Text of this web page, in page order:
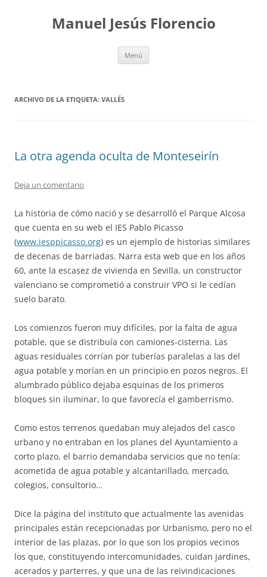
contenidoManuel Jesús Florencio
Menú
ARCHIVO DE LA ETIQUETA: VALLÉS
La otra agenda oculta de Monteseirín
Deja un comentario
La historia de cómo nació y se desarrolló el Parque Alcosa
que cuenta en su web el IES Pablo Picasso
(www.iesppicasso.org) es un ejemplo de historias similares
de decenas de barriadas. Narra esta web que en los años
60, ante la escasez de vivienda en Sevilla, un constructor
valenciano se comprometió a construir VPO si le cedían
suelo barato.
Los comienzos fueron muy difíciles, por la falta de agua
potable, que se distribuía con camiones-cisterna. Las
aguas residuales corrían por tuberías paralelas a las del
agua potable y morían en un principio en pozos negros. El
alumbrado público dejaba esquinas de los primeros
bloques sin iluminar, lo que favorecía el gamberrismo.
Como estos terrenos quedaban muy alejados del casco
urbano y no entraban en los planes del Ayuntamiento a
corto plazo, el barrio demandaba servicios que no tenía:
acometida de agua potable y alcantarillado, mercado,
colegios, consultorio…
Dice la página del instituto que actualmente las avenidas
principales están recepcionadas por Urbanismo, pero no el
interior de las plazas, por lo que son los propios vecinos
los que, constituyendo intercomunidades, cuidan jardines,
acerados y parterres, y que una de las reivindicaciones